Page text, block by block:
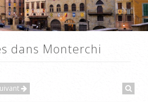
dans Monterchi